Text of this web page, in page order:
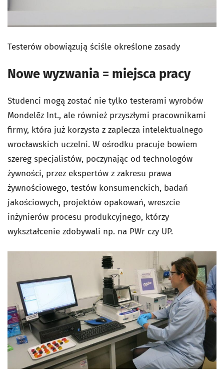
Testerów obowiązują ściśle określone zasady
Nowe wyzwania = miejsca pracy
Studenci mogą zostać nie tylko testerami wyrobów
Mondelēz Int., ale również przyszłymi pracownikami
firmy, która już korzysta z zaplecza intelektualnego
wrocławskich uczelni. W ośrodku pracuje bowiem
szereg specjalistów, poczynając od technologów
żywności, przez ekspertów z zakresu prawa
żywnościowego, testów konsumenckich, badań
jakościowych, projektów opakowań, wreszcie
inżynierów procesu produkcyjnego, którzy
wykształcenie zdobywali np. na PWr czy UP.